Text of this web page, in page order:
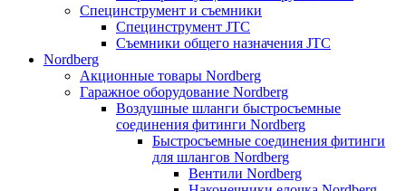
Специнструмент и съемники
Специнструмент JTC
Съемники общего назначения JTC
Nordberg
Акционные товары Nordberg
Гаражное оборудование Nordberg
Воздушные шланги быстросъемные
соединения фитинги Nordberg
Быстросъемные соединения фитинги
для шлангов Nordberg
Вентили Nordberg